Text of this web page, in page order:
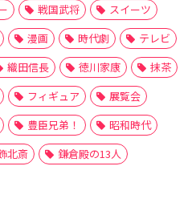
戦国武将
スイーツ
漫画 時代劇
テレビ
織田信長 徳川家康
抹茶
フィギュア
展覧会
豊臣兄弟！
昭和時代
北斎 鎌倉殿の13人